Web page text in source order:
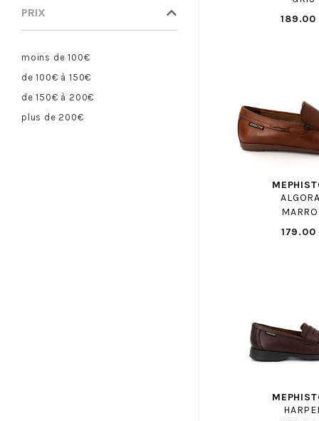
CANDICE COOPER
CAPO NORD
CAPRICE
CARMELA
PRIX
moins de 100€
de 100€ à 150€
de 150€ à 200€
plus de 200€
189.00
179.00